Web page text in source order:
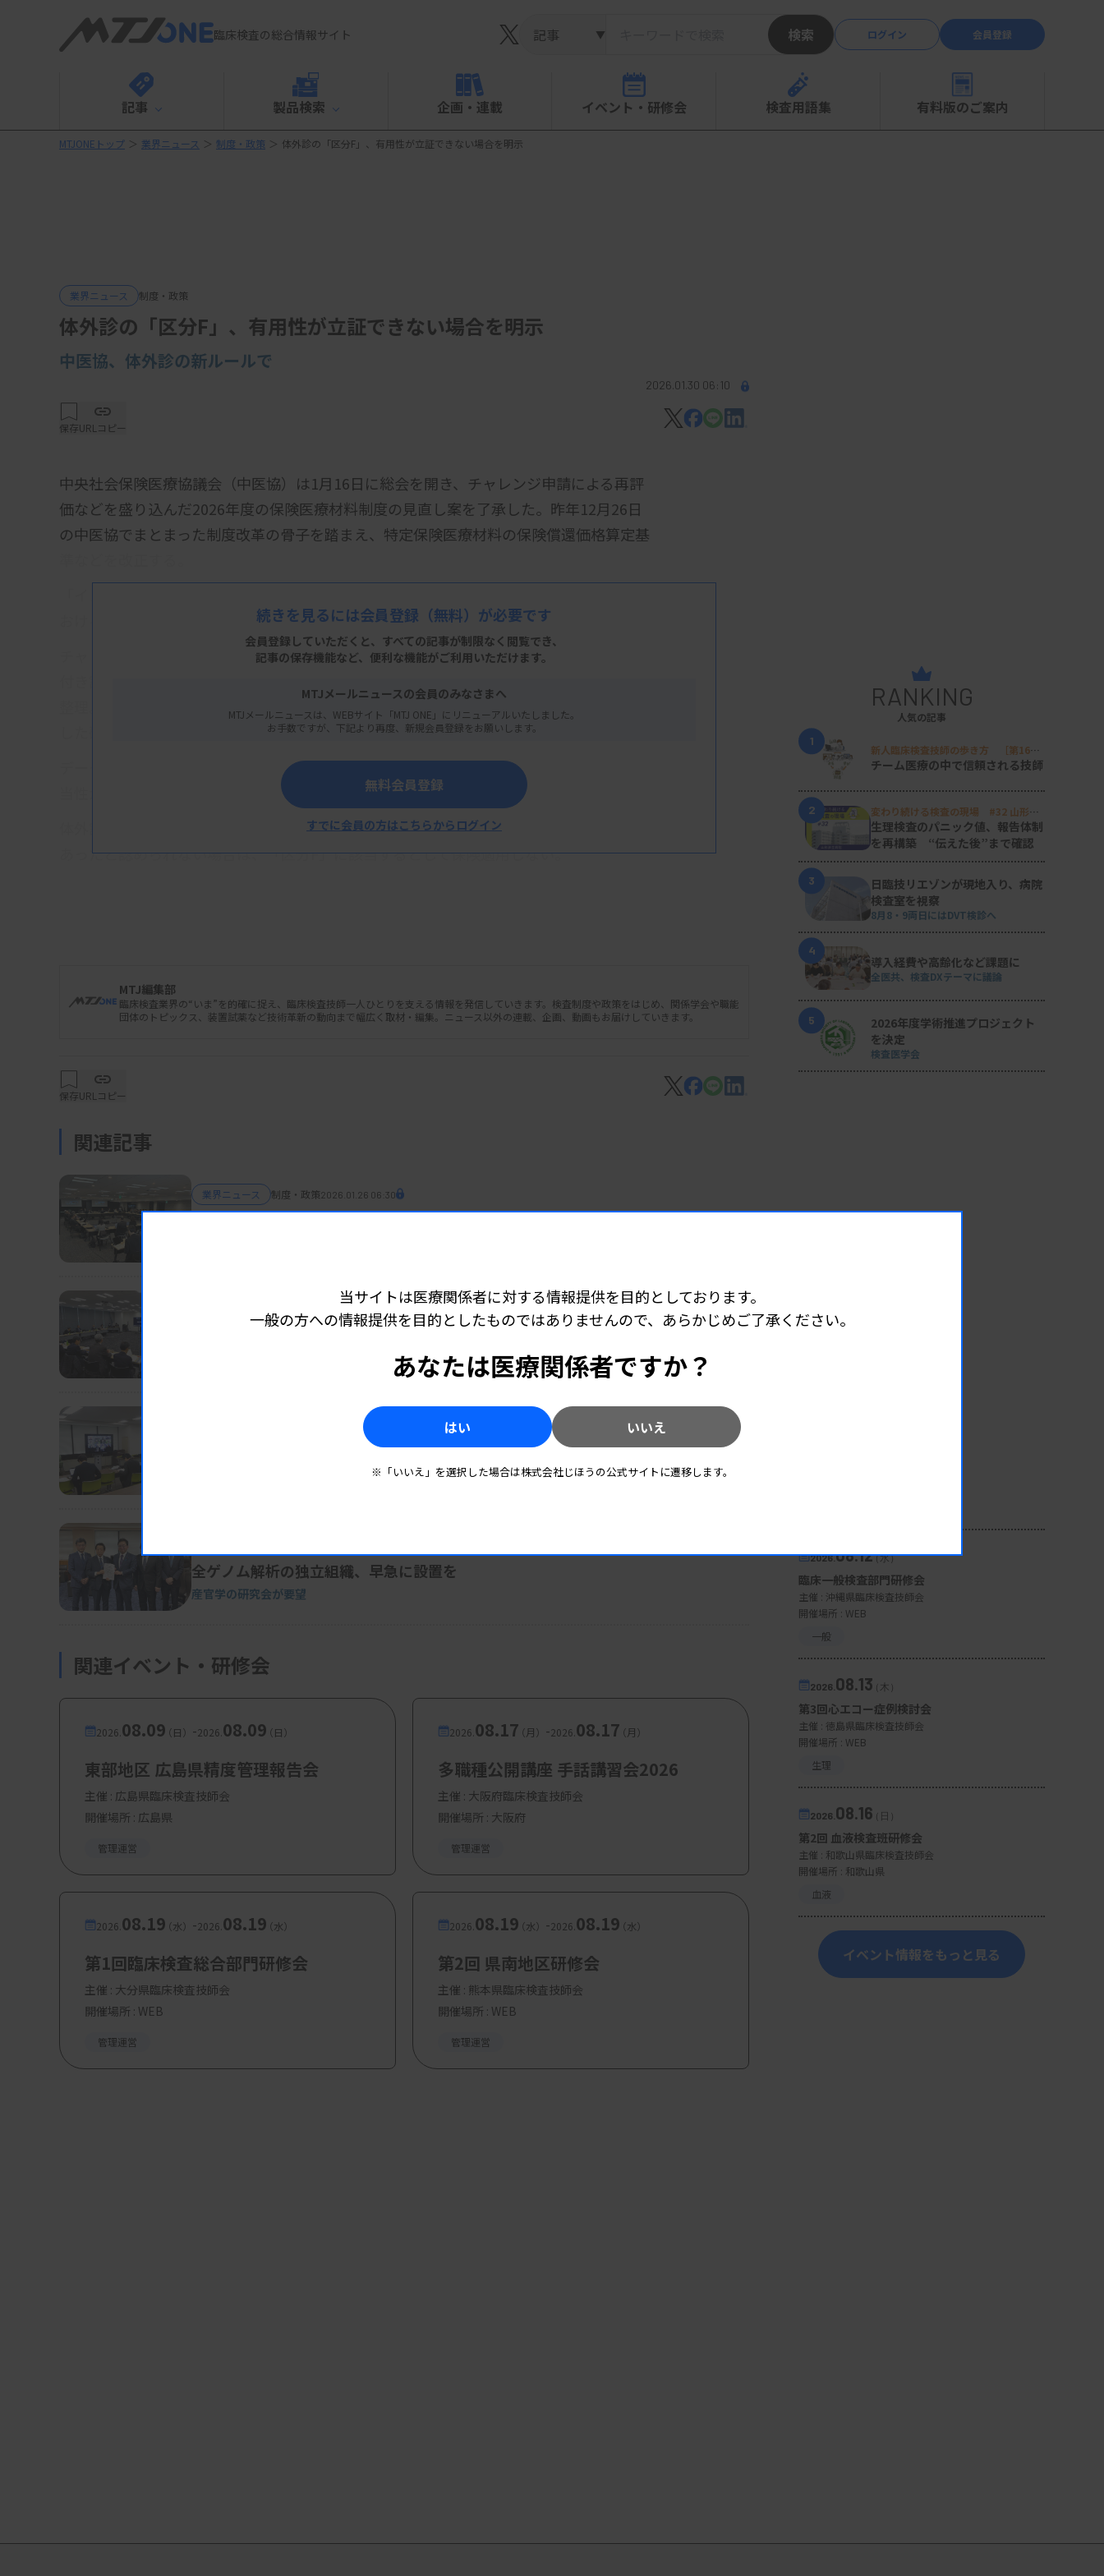
臨床検査の総合情報サイト ▼ 検索 ログイン 会員登録
記事 製品検索 企画・連載 イベント・研修会 検査用語集 有料版のご案内
MTJONEトップ ＞ 業界ニュース ＞ 制度・政策 ＞ 体外診の「区分F」、有用性が立証できない場合を明示
業界ニュース 制度・政策
体外診の「区分F」、有用性が立証できない場合を明示
中医協、体外診の新ルールで
2026.01.30 06:10
保存URLコピー
中央社会保険医療協議会（中医協）は1月16日に総会を開き、チャレンジ申請による再評
価などを盛り込んだ2026年度の保険医療材料制度の見直し案を了承した。昨年12月26日
の中医協でまとまった制度改革の骨子を踏まえ、特定保険医療材料の保険償還価格算定基
おける評価基準の明確化などの改正案を盛り込んだ。
チャレンジ申請の対象は、▽製造販売業者が関与の上で、収集したデータに基づき、査読
整理。比較試験の実施が困難な場合は、バイアスのリスクを軽減する方法等を十分に検討
した研究計画を示すこととした。
データ収集や提出方法などの記載整備を行い、既に開始している臨床研究についても、妥
当性が示されれば評価対象となり得ることを明確化した。
体外診断薬の保険適用の取り扱いについては、保険診療上の有用性に関して明確な立証が
あったと認められない場合は、「区分F」に該当するとして保険適用しない。
続きを見るには会員登録 （無料）が必要です
会員登録していただくと、すべての記事が制限なく閲覧でき、
記事の保存機能など、便利な機能がご利用いただけます。
MTJメールニュースの会員のみなさまへ
MTJメールニュースは、WEBサイト「MTJ ONE」にリニューアルいたしました。
お手数ですが、下記より再度、新規会員登録をお願いします。
無料会員登録
すでに会員の方はこちらからログイン
MTJ編集部
臨床検査業界の“いま”を的確に捉え、臨床検査技師一人ひとりを支える情報を発信していきます。検査制度や政策をはじめ、関係学会や職能
団体のトピックス、装置試薬など技術革新の動向まで幅広く取材・編集。ニュース以外の連載、企画、動画もお届けしていきます。
保存URLコピー
関連記事
業界ニュース 制度・政策2026.01.26 06:30
制度・政策 2026.01.30 06:20
厚労省、血清クレアチニン検査の必須化など
2026.01.21 06:30
26年度改定、不採算の輸血検査など引き上げへ【検査項目の一覧あり】
全ゲノム解析の独立組織、早急に設置を
産官学の研究会が要望
関連イベント・研修会
2026. 08.09（日） -2026. 08.09（日）
東部地区 広島県精度管理報告会
主催 : 広島県臨床検査技師会
開催場所 : 広島県
管理運営
2026. 08.17（月） -2026. 08.17（月）
多職種公開講座 手話講習会2026
主催 : 大阪府臨床検査技師会
開催場所 : 大阪府
管理運営
2026. 08.19（水） -2026. 08.19（水）
第1回臨床検査総合部門研修会
主催 : 大分県臨床検査技師会
開催場所 : WEB
管理運営
2026. 08.19（水） -2026. 08.19（水）
第2回 県南地区研修会
主催 : 熊本県臨床検査技師会
開催場所 : WEB
管理運営
RANKING
人気の記事
1
新人臨床検査技師の歩き方 ［第16
回］
チーム医療の中で信頼される技師
2
変わり続ける検査の現場 #32 山形済
生病院
生理検査のパニック値、報告体制
を再構築 “伝えた後”まで確認
3
日臨技リエゾンが現地入り、病院
検査室を視察
8月8・9両日にはDVT検診へ
4
導入経費や高齢化など課題に
全医共、検査DXテーマに議論
5
2026年度学術推進プロジェクト
を決定
検査医学会
2026.08.12（水）
臨床一般検査部門研修会
主催 : 沖縄県臨床検査技師会
開催場所 : WEB
一般
2026. 08.13（木）
第3回心エコー症例検討会
主催 : 徳島県臨床検査技師会
開催場所 : WEB
生理
2026. 08.16（日）
第2回 血液検査班研修会
主催 : 和歌山県臨床検査技師会
開催場所 : 和歌山県
血液
イベント情報をもっと見る
当サイトは医療関係者に対する情報提供を目的としております。
一般の方への情報提供を目的としたものではありませんので、あらかじめご了承ください。
あなたは医療関係者ですか？
はい いいえ
※「いいえ」を選択した場合は株式会社じほうの公式サイトに遷移します。